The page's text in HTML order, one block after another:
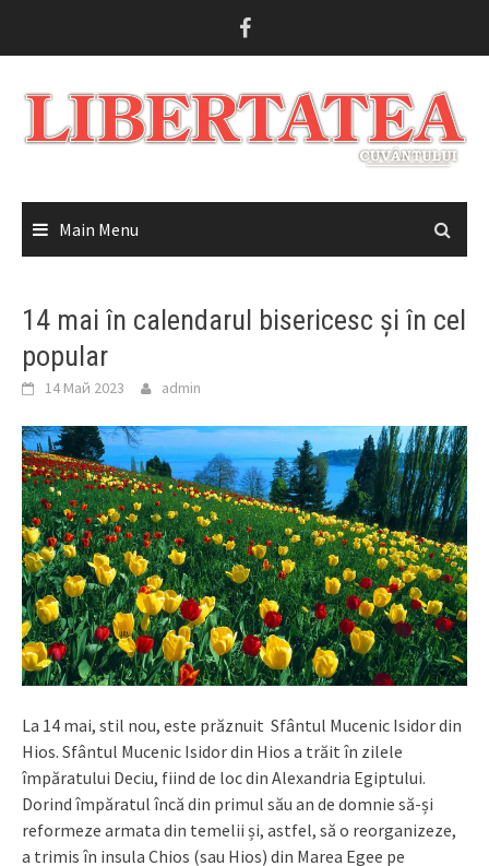
Main Menu
14 mai în calendarul bisericesc și în cel
popular
14 Май 2023 admin
La 14 mai, stil nou, este prăznuit Sfântul Mucenic Isidor din
Hios. Sfântul Mucenic Isidor din Hios a trăit în zilele
împăratului Deciu, fiind de loc din Alexandria Egiptului.
Dorind împăratul încă din primul său an de domnie să-și
reformeze armata din temelii și, astfel, să o reorganizeze,
a trimis în insula Chios (sau Hios) din Marea Egee pe